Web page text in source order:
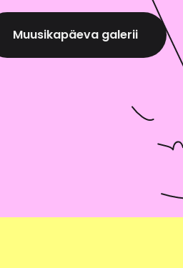
Muusikapäeva galerii
tekst
Ostuajaloo andmeid (ostu
ülevaate koostamiseks ning
maksete tagastamiseks.
et lahendada kaupade ja
aadressi või teisi
toimub kliendiga sõlmitud